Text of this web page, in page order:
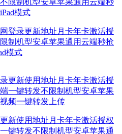
登录更新地址月卡年卡激活授
制机型安卓苹果通用云端秒抢
模式
新使用地址月卡年卡激活授权
键转发不限制机型安卓苹果通